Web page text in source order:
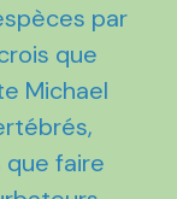
par
que
Michael
que faire